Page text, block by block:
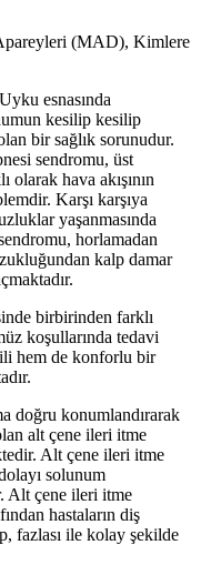
esnasında
kesilip kesilip
bir sağlık sorunudur.
sendromu, üst
hava akışının
Karşı karşıya
yaşanmasında
horlamadan
kalp damar
birbirinden farklı
koşullarında tedavi
hem de konforlu bir
doğru konumlandırarak
alt çene ileri itme
Alt çene ileri itme
solunum
Alt çene ileri itme
hastaların diş
fazlası ile kolay şekilde